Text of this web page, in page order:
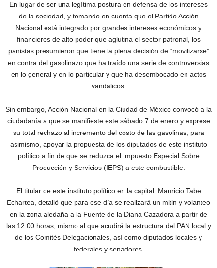
En lugar de ser una legítima postura en defensa de los intereses
de la sociedad, y tomando en cuenta que el Partido Acción
Nacional está integrado por grandes intereses económicos y
financieros de alto poder que aglutina el sector patronal, los
panistas presumieron que tiene la plena decisión de “movilizarse”
en contra del gasolinazo que ha traído una serie de controversias
en lo general y en lo particular y que ha desembocado en actos
vandálicos.
Sin embargo, Acción Nacional en la Ciudad de México convocó a la
ciudadanía a que se manifieste este sábado 7 de enero y exprese
su total rechazo al incremento del costo de las gasolinas, para
asimismo, apoyar la propuesta de los diputados de este instituto
político a fin de que se reduzca el Impuesto Especial Sobre
Producción y Servicios (IEPS) a este combustible.
El titular de este instituto político en la capital, Mauricio Tabe
Echartea, detalló que para ese día se realizará un mitin y volanteo
en la zona aledaña a la Fuente de la Diana Cazadora a partir de
las 12:00 horas, mismo al que acudirá la estructura del PAN local y
de los Comités Delegacionales, así como diputados locales y
federales y senadores.